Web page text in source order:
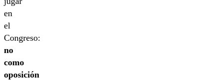
en
el
Congreso:
no
como
oposición